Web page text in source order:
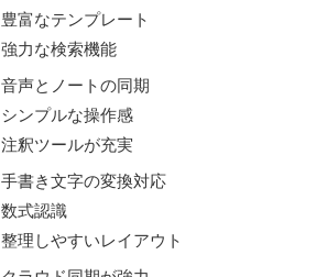
豊富なテンプレート
強力な検索機能
音声とノートの同期
シンプルな操作感
注釈ツールが充実
手書き文字の変換対応
数式認識
整理しやすいレイアウト